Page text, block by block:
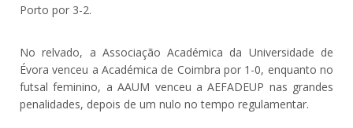
Porto por 3-2.
No relvado, a Associação Académica da Universidade de
Évora venceu a Académica de Coimbra por 1-0, enquanto no
futsal feminino, a AAUM venceu a AEFADEUP nas grandes
penalidades, depois de um nulo no tempo regulamentar.